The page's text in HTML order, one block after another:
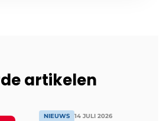
artikelen
NIEUWS 14 JULI 2026